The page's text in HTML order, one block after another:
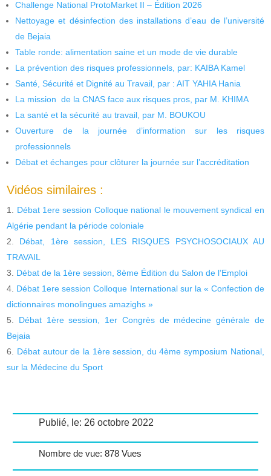
Challenge National ProtoMarket II – Édition 2026
Nettoyage et désinfection des installations d’eau de l’université
de Bejaia
Table ronde: alimentation saine et un mode de vie durable
La prévention des risques professionnels, par: KAIBA Kamel
Santé, Sécurité et Dignité au Travail, par : AIT YAHIA Hania
La mission de la CNAS face aux risques pros, par M. KHIMA
La santé et la sécurité au travail, par M. BOUKOU
Ouverture de la journée d’information sur les risques
professionnels
Débat et échanges pour clôturer la journée sur l’accréditation
Vidéos similaires :
Débat 1ere session Colloque national le mouvement syndical en
Algérie pendant la période coloniale
Débat, 1ère session, LES RISQUES PSYCHOSOCIAUX AU
TRAVAIL
Débat de la 1ère session, 8ème Édition du Salon de l’Emploi
Débat 1ere session Colloque International sur la « Confection de
dictionnaires monolingues amazighs »
Débat 1ère session, 1er Congrès de médecine générale de
Bejaia
Débat autour de la 1ère session, du 4ème symposium National,
sur la Médecine du Sport
Publié, le: 26 octobre 2022
Nombre de vue: 878 Vues